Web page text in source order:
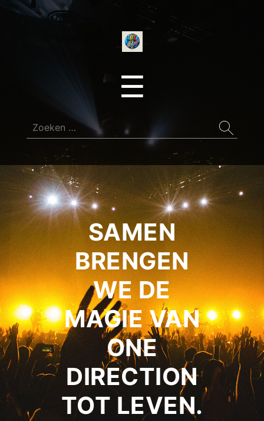
☰
Zoeken
naar:
SAMEN
BRENGEN
WE DE
MAGIE VAN
ONE
DIRECTION
TOT LEVEN.